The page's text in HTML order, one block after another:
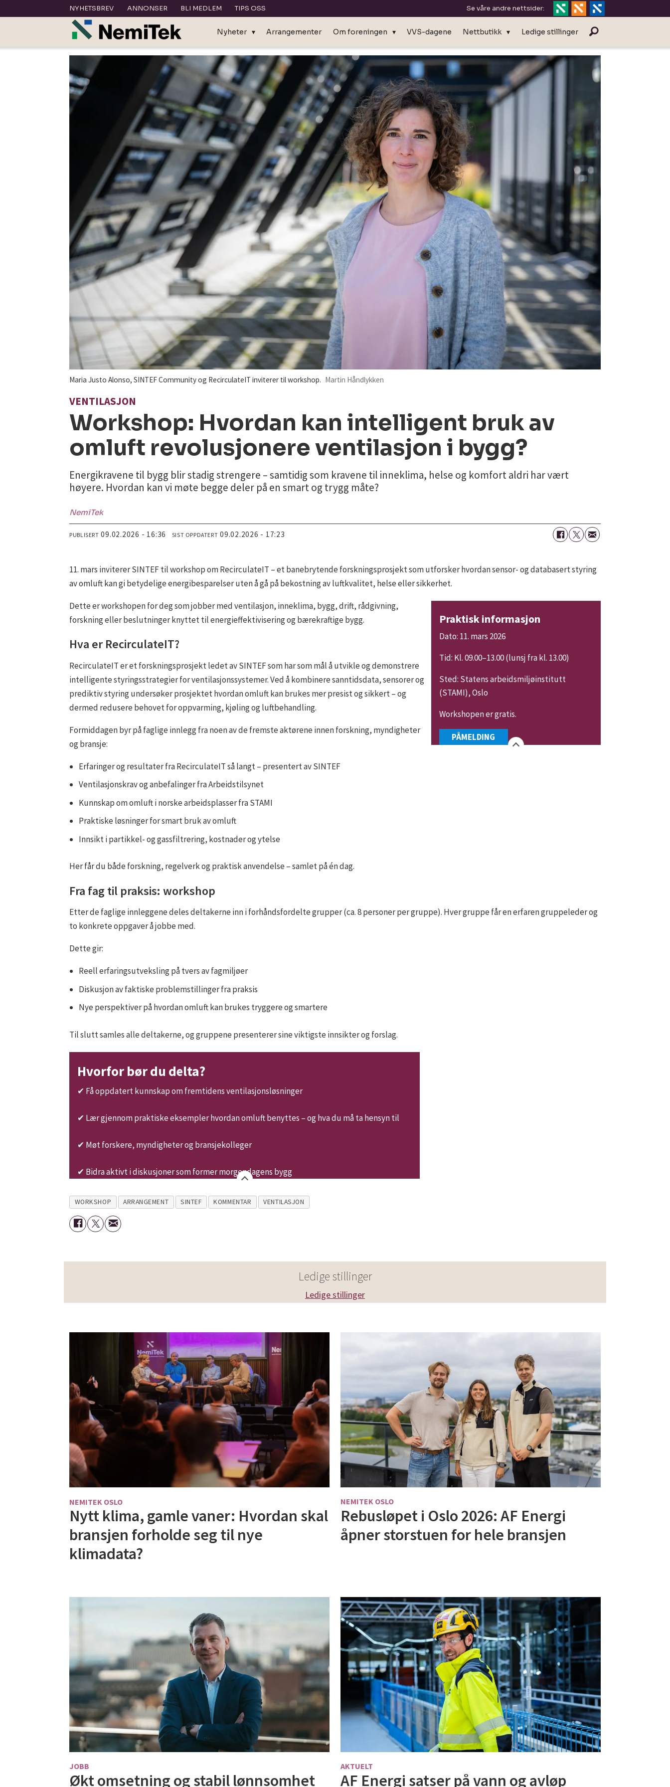
NYHETSBREV ANNONSER BLI MEDLEM TIPS OSS Se våre andre nettsider:
Nyheter Arrangementer Om foreningen VVS-dagene Nettbutikk Ledige stillinger
Maria Justo Alonso, SINTEF Community og RecirculateIT inviterer til workshop. Martin Håndlykken
VENTILASJON
Workshop: Hvordan kan intelligent bruk av
omluft revolusjonere ventilasjon i bygg?
Energikravene til bygg blir stadig strengere – samtidig som kravene til inneklima, helse og komfort aldri har vært
høyere. Hvordan kan vi møte begge deler på en smart og trygg måte?
NemiTek
PUBLISERT 09.02.2026 - 16:36 SIST OPPDATERT 09.02.2026 - 17:23
11. mars inviterer SINTEF til workshop om RecirculateIT – et banebrytende forskningsprosjekt som utforsker hvordan sensor- og databasert styring
av omluft kan gi betydelige energibesparelser uten å gå på bekostning av luftkvalitet, helse eller sikkerhet.
Praktisk informasjon
Dato: 11. mars 2026
Tid: Kl. 09.00–13.00 (lunsj fra kl. 13.00)
Sted: Statens arbeidsmiljøinstitutt
(STAMI), Oslo
Workshopen er gratis.
PÅMELDING
Dette er workshopen for deg som jobber med ventilasjon, inneklima, bygg, drift, rådgivning,
forskning eller beslutninger knyttet til energieffektivisering og bærekraftige bygg.
Hva er RecirculateIT?
RecirculateIT er et forskningsprosjekt ledet av SINTEF som har som mål å utvikle og demonstrere
intelligente styringsstrategier for ventilasjonssystemer. Ved å kombinere sanntidsdata, sensorer og
prediktiv styring undersøker prosjektet hvordan omluft kan brukes mer presist og sikkert – og
dermed redusere behovet for oppvarming, kjøling og luftbehandling.
Formiddagen byr på faglige innlegg fra noen av de fremste aktørene innen forskning, myndigheter
og bransje:
Erfaringer og resultater fra RecirculateIT så langt – presentert av SINTEF
Ventilasjonskrav og anbefalinger fra Arbeidstilsynet
Kunnskap om omluft i norske arbeidsplasser fra STAMI
Praktiske løsninger for smart bruk av omluft
Innsikt i partikkel- og gassfiltrering, kostnader og ytelse
Her får du både forskning, regelverk og praktisk anvendelse – samlet på én dag.
Fra fag til praksis: workshop
Etter de faglige innleggene deles deltakerne inn i forhåndsfordelte grupper (ca. 8 personer per gruppe). Hver gruppe får en erfaren gruppeleder og
to konkrete oppgaver å jobbe med.
Dette gir:
Reell erfaringsutveksling på tvers av fagmiljøer
Diskusjon av faktiske problemstillinger fra praksis
Nye perspektiver på hvordan omluft kan brukes tryggere og smartere
Til slutt samles alle deltakerne, og gruppene presenterer sine viktigste innsikter og forslag.
Hvorfor bør du delta?
✔ Få oppdatert kunnskap om fremtidens ventilasjonsløsninger
✔ Lær gjennom praktiske eksempler hvordan omluft benyttes – og hva du må ta hensyn til
✔ Møt forskere, myndigheter og bransjekolleger
✔ Bidra aktivt i diskusjoner som former morgendagens bygg
WORKSHOP ARRANGEMENT SINTEF KOMMENTAR VENTILASJON
Ledige stillinger
Ledige stillinger
NEMITEK OSLO
Nytt klima, gamle vaner: Hvordan skal
bransjen forholde seg til nye
klimadata?
NEMITEK OSLO
Rebusløpet i Oslo 2026: AF Energi
åpner storstuen for hele bransjen
JOBB
Økt omsetning og stabil lønnsomhet
AKTUELT
AF Energi satser på vann og avløp